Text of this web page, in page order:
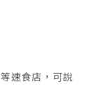
速食店，可說